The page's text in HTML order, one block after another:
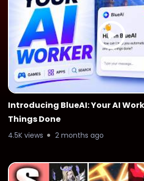
Introducing BlueAI: Your AI
Things Done
4.5K views 2 months ago